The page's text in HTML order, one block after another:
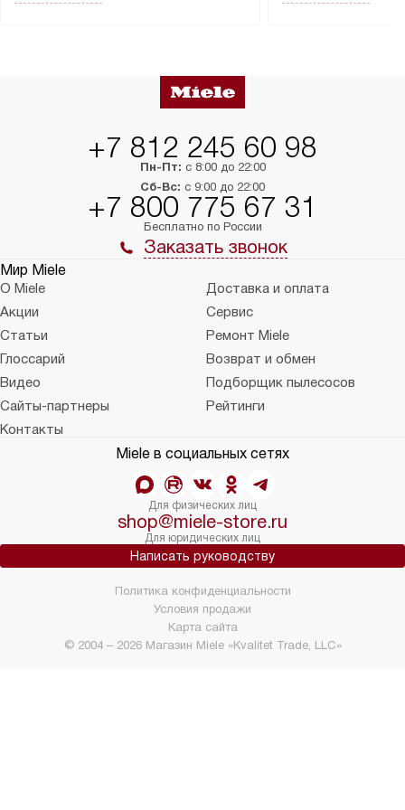
+7 812 245 60 98
Пн-Пт: с 8:00 до 22:00
Сб-Вс: с 9:00 до 22:00
+7 800 775 67 31
Бесплатно по России
Заказать звонок
Мир Miele
О Miele
Доставка и оплата
Акции
Сервис
Статьи
Ремонт Miele
Глоссарий
Возврат и обмен
Видео
Подборщик пылесосов
Сайты-партнеры
Рейтинги
Контакты
Miele в социальных сетях
Для физических лиц
shop@miele-store.ru
Для юридических лиц
Написать руководству
© 2004 – 2026 Магазин Miele «Kvalitet Trade, LLC»
Политика конфиденциальности
Условия продажи
Карта сайта